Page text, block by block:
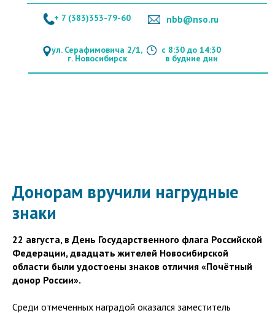
ул. Серафимовича 2/1,
г. Новосибирск
+ 7 (383)353-79-60 nbb@nso.ru
с 8:30 до 14:30
в будние дни
Донорам вручили нагрудные
знаки
22 августа, в День Государственного флага Российской
Федерации, двадцать жителей Новосибирской
области были удостоены знаков отличия «Почётный
донор России».
Среди отмеченных наградой оказался заместитель